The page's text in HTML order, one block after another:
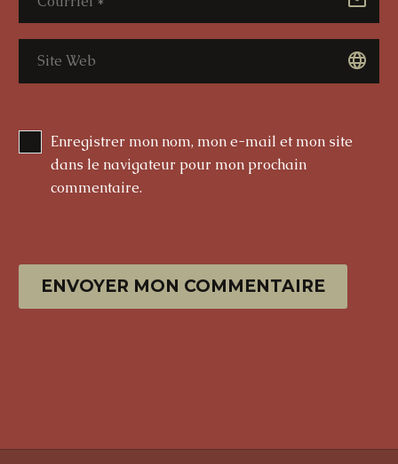
Enregistrer mon nom, mon e-mail et mon site
dans le navigateur pour mon prochain
commentaire.
ENVOYER MON COMMENTAIRE